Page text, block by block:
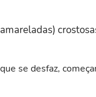
se desfaz,